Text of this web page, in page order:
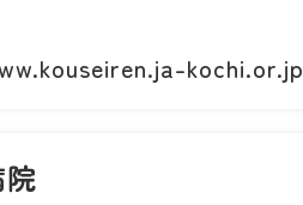
kochi.or.jp